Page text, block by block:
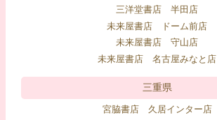
三洋堂書店 半田店
未来屋書店 ドーム前店
未来屋書店 守山店
未来屋書店 名古屋みなと店
三重県
宮脇書店 久居インター店